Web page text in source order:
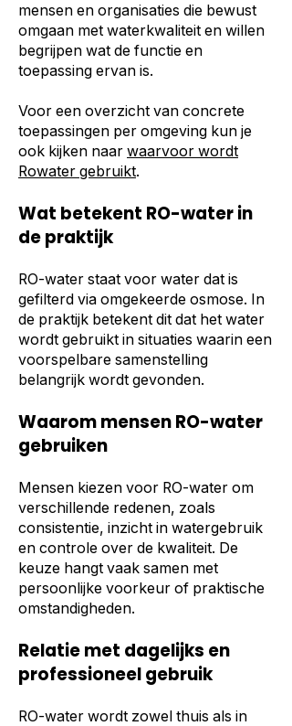
mensen en organisaties die bewust
omgaan met waterkwaliteit en willen
begrijpen wat de functie en
toepassing ervan is.
Voor een overzicht van concrete
toepassingen per omgeving kun je
ook kijken naar waarvoor wordt
Rowater gebruikt.
Wat betekent RO-water in
de praktijk
RO-water staat voor water dat is
gefilterd via omgekeerde osmose. In
de praktijk betekent dit dat het water
wordt gebruikt in situaties waarin een
voorspelbare samenstelling
belangrijk wordt gevonden.
Waarom mensen RO-water
gebruiken
Mensen kiezen voor RO-water om
verschillende redenen, zoals
consistentie, inzicht in watergebruik
en controle over de kwaliteit. De
keuze hangt vaak samen met
persoonlijke voorkeur of praktische
omstandigheden.
Relatie met dagelijks en
professioneel gebruik
RO-water wordt zowel thuis als in